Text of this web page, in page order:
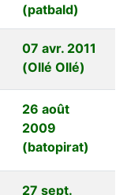
(patbald)
07 avr. 2011
(Ollé Ollé)
26 août
2009
(batopirat)
27 sept.